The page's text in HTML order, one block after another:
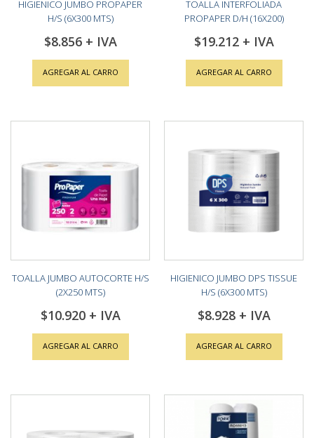
HIGIENICO JUMBO PROPAPER
H/S (6X300 MTS)
$8.856
AGREGAR AL CARRO
TOALLA INTERFOLIADA
PROPAPER D/H (16X200)
$19.212
AGREGAR AL CARRO
TOALLA JUMBO AUTOCORTE H/S
(2X250 MTS)
$10.920
AGREGAR AL CARRO
HIGIENICO JUMBO DPS TISSUE
H/S (6X300 MTS)
$8.928
AGREGAR AL CARRO